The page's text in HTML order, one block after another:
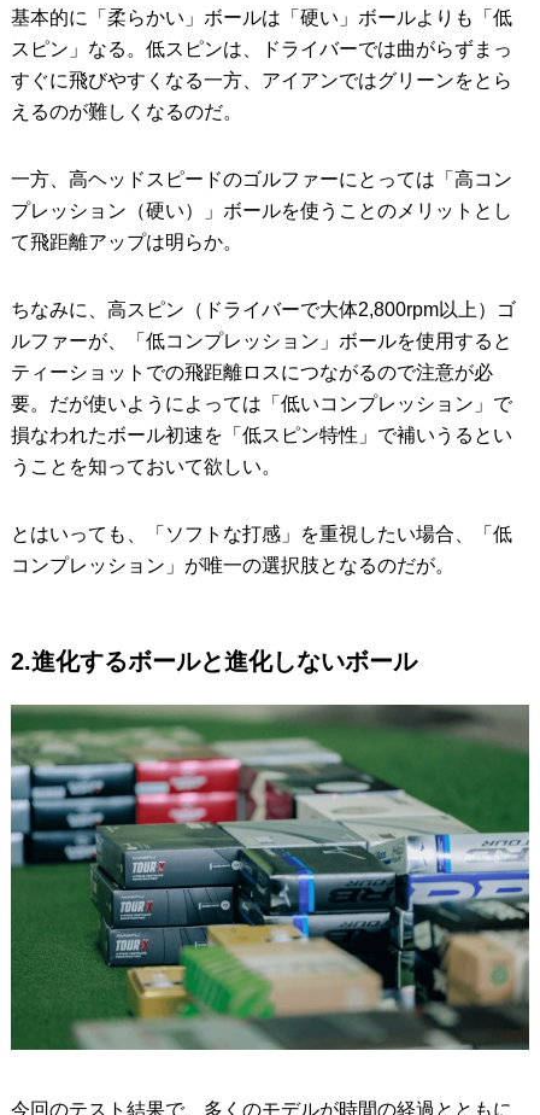
基本的に「柔らかい」ボールは「硬い」ボールよりも「低
スピン」なる。低スピンは、ドライバーでは曲がらずまっ
すぐに飛びやすくなる一方、アイアンではグリーンをとら
えるのが難しくなるのだ。
一方、高ヘッドスピードのゴルファーにとっては「高コン
プレッション（硬い）」ボールを使うことのメリットとし
て飛距離アップは明らか。
ちなみに、高スピン（ドライバーで大体2,800rpm以上）ゴ
ルファーが、「低コンプレッション」ボールを使用すると
ティーショットでの飛距離ロスにつながるので注意が必
要。だが使いようによっては「低いコンプレッション」で
損なわれたボール初速を「低スピン特性」で補いうるとい
うことを知っておいて欲しい。
とはいっても、「ソフトな打感」を重視したい場合、「低
コンプレッション」が唯一の選択肢となるのだが。
2.進化するボールと進化しないボール
今回のテスト結果で、多くのモデルが時間の経過とともに